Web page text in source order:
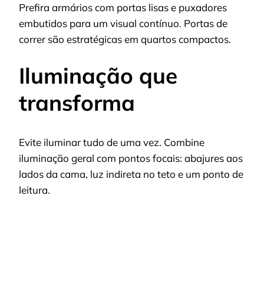
Prefira armários com portas lisas e puxadores
embutidos para um visual contínuo. Portas de
correr são estratégicas em quartos compactos.
Iluminação que
transforma
Evite iluminar tudo de uma vez. Combine
iluminação geral com pontos focais: abajures aos
lados da cama, luz indireta no teto e um ponto de
leitura.